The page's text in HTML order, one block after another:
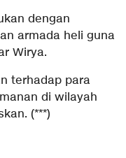
dengan
armada heli guna
Wirya.
terhadap para
di wilayah
(***)